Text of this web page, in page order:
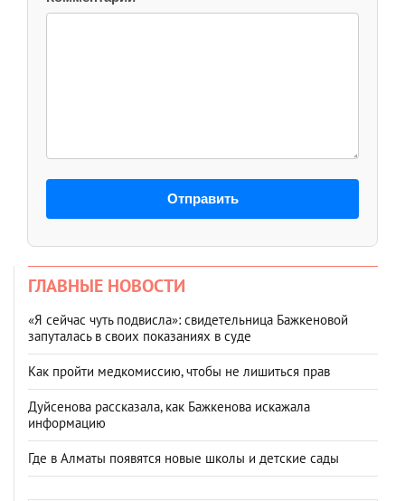
Отправить
ГЛАВНЫЕ НОВОСТИ
«Я сейчас чуть подвисла»: свидетельница Бажкеновой
запуталась в своих показаниях в суде
Как пройти медкомиссию, чтобы не лишиться прав
Дуйсенова рассказала, как Бажкенова искажала
информацию
Где в Алматы появятся новые школы и детские сады